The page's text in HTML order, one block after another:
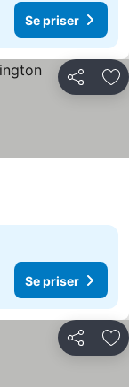
Se priser
Del
Se priser
Del